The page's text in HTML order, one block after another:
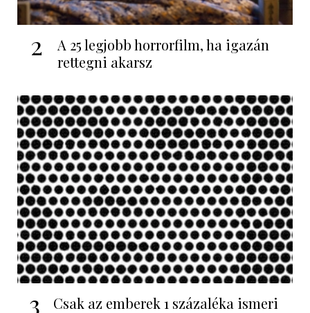
2
A 25 legjobb horrorfilm, ha igazán
rettegni akarsz
3
Csak az emberek 1 százaléka ismeri